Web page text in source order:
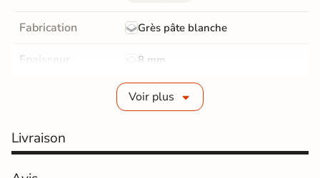
Fabrication Grès pâte blanche
Epaisseur 8 mm
rectifié
Surface Structurée
Voir plus
Livraison